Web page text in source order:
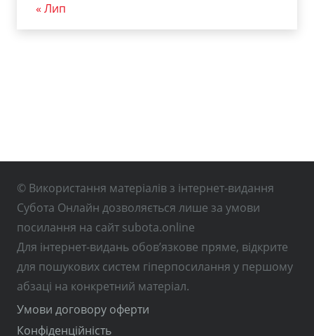
« Лип
© Використання матеріалів з інтернет-видання
Субота Онлайн дозволяється лише за умови
посилання на сайт subota.online
Для інтернет-видань обов’язкове пряме, відкрите
для пошукових систем гіперпосилання у першому
абзаці на конкретний матеріал.
Умови договору оферти
Конфіденційність